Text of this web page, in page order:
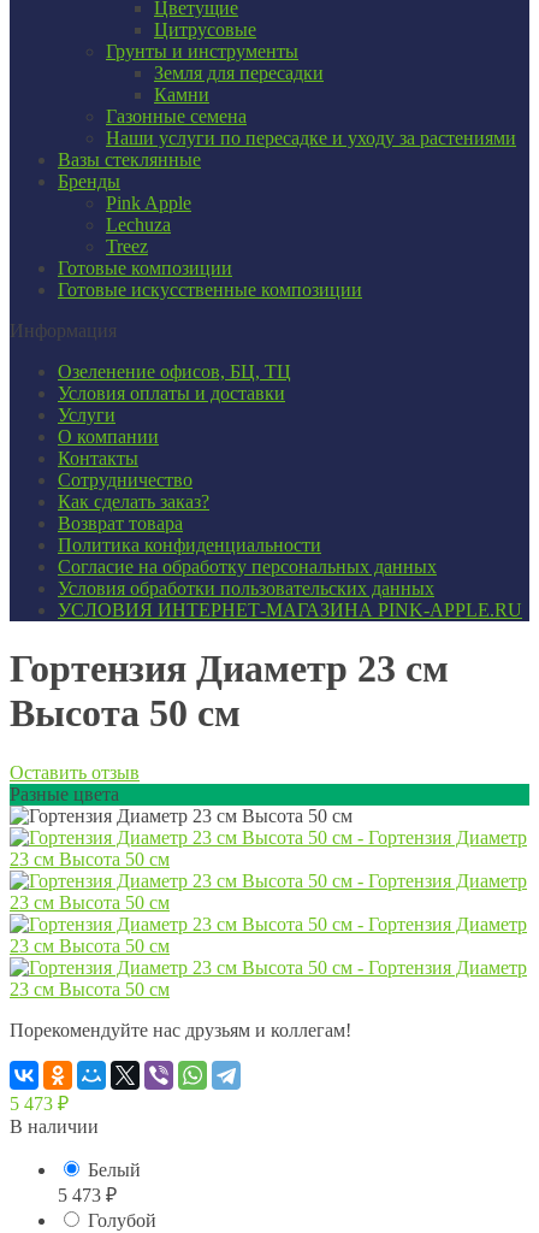
Цветущие
Цитрусовые
Грунты и инструменты
Земля для пересадки
Камни
Газонные семена
Наши услуги по пересадке и уходу за растениями
Вазы стеклянные
Бренды
Pink Apple
Lechuza
Treez
Готовые композиции
Готовые искусственные композиции
Информация
Озеленение офисов, БЦ, ТЦ
Условия оплаты и доставки
Услуги
О компании
Контакты
Сотрудничество
Как сделать заказ?
Возврат товара
Политика конфиденциальности
Согласие ​на обработку персональных данных
Условия обработки пользовательских данных
УСЛОВИЯ ИНТЕРНЕТ-МАГАЗИНА PINK-APPLE.RU
Гортензия Диаметр 23 см
Высота 50 см
Оставить отзыв
Разные цвета
Порекомендуйте нас друзьям и коллегам!
5 473 ₽
В наличии
Белый
5 473 ₽
Голубой